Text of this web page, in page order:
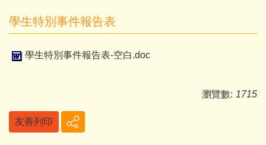
學生特別事件報告表
學生特別事件報告表-空白.doc
瀏覽數: 1715
友善列印